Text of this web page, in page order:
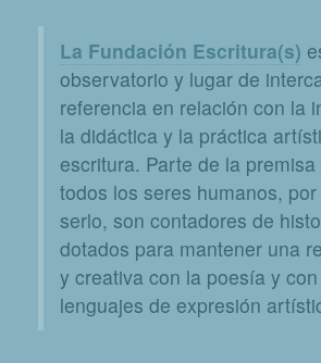
La Fundación Escritura(s)
observatorio y lugar de
referencia en relación con la
la didáctica y la práctica
escritura. Parte de la premisa
todos los seres humanos,
serlo, son contadores de
dotados para mantener una
y creativa con la poesía y
lenguajes de expresión